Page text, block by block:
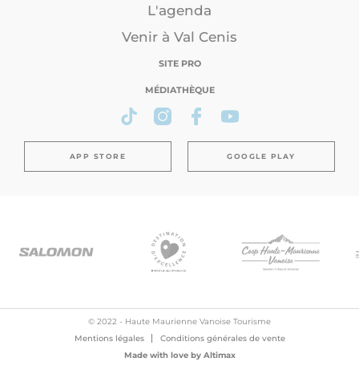
L'agenda
Venir à Val Cenis
SITE PRO
MÉDIATHÈQUE
APP STORE GOOGLE PLAY
© 2022 - Haute Maurienne Vanoise Tourisme
Mentions légales
Conditions générales de vente
Made with love by Altimax